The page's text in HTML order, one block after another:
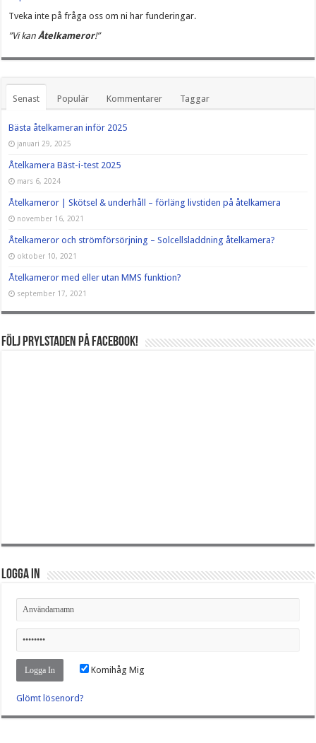
Tveka inte på fråga oss om ni har funderingar.
”Vi kanÅtelkameror!”
Senast Populär Kommentarer Taggar
Bästa åtelkameran inför 2025
januari 29, 2025
Åtelkamera Bäst-i-test 2025
mars 6, 2024
Åtelkameror | Skötsel & underhåll – förläng livstiden på åtelkamera
november 16, 2021
Åtelkameror och strömförsörjning – Solcellsladdning åtelkamera?
oktober 10, 2021
Åtelkameror med eller utan MMS funktion?
september 17, 2021
Följ Prylstaden på Facebook!
Logga in
Komihåg Mig
Glömt lösenord?